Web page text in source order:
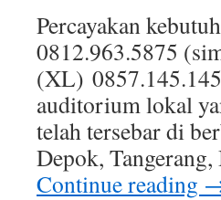
Percayakan
0812.963.5875
(XL)
auditorium lokal
telah tersebar di
Depok,
Continue reading